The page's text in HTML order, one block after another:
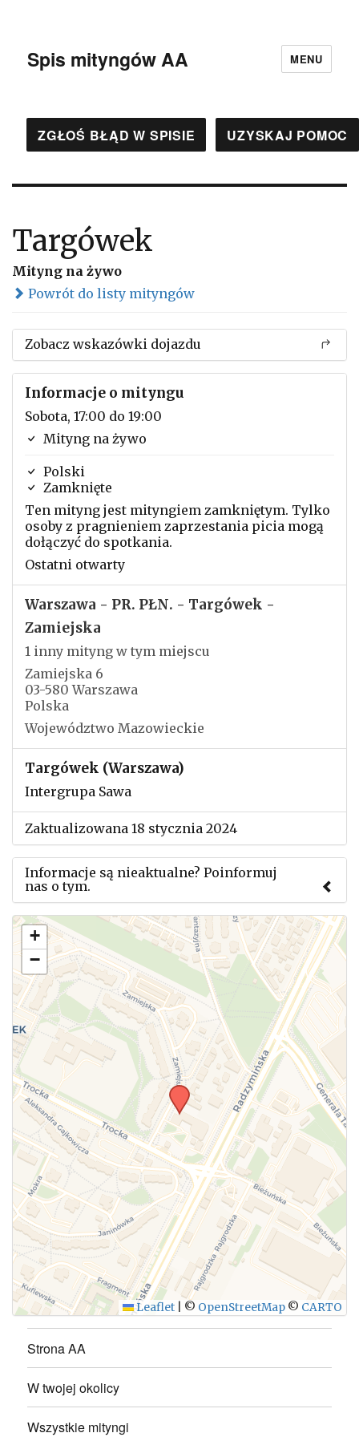
Spis mityngów AA MENU
ZGŁOŚ BŁĄD W SPISIE UZYSKAJ POMOC
Targówek
Mityng na żywo
Powrót do listy mityngów
Zobacz wskazówki dojazdu
Informacje o mityngu
Sobota, 17:00 do 19:00
Mityng na żywo
Polski
Zamknięte
Ten mityng jest mityngiem zamkniętym. Tylko
osoby z pragnieniem zaprzestania picia mogą
dołączyć do spotkania.
Ostatni otwarty
Warszawa - PR. PŁN. - Targówek -
Zamiejska
1 inny mityng w tym miejscu
Zamiejska 6
03-580 Warszawa
Polska
Województwo Mazowieckie
Targówek (Warszawa)
Intergrupa Sawa
Zaktualizowana 18 stycznia 2024
Informacje są nieaktualne? Poinformuj
nas o tym.
Użyj tego formularza aby przesłać informację o
zmianach w powyższym mityngu.
WYŚLIJ
+
−
Leaflet © OpenStreetMap © CARTO
Strona AA
W twojej okolicy
Wszystkie mityngi